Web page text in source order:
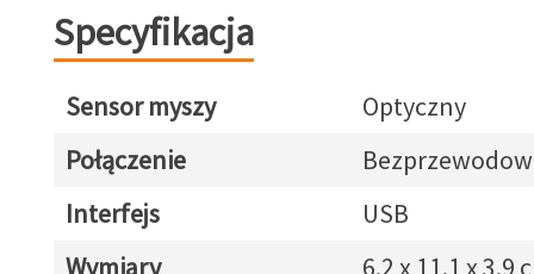
Specyfikacja
Sensor myszy
Optyczny
Połączenie
Interfejs
USB
Wymiary
6.2 x 11.1 x 3.9